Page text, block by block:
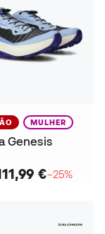
MULHER
Genesis
€−25%